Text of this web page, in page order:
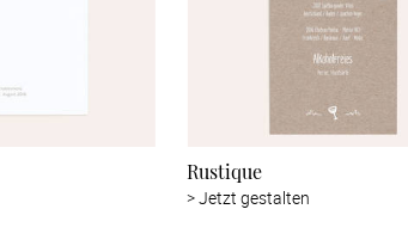
Rustique
>Jetzt gestalten